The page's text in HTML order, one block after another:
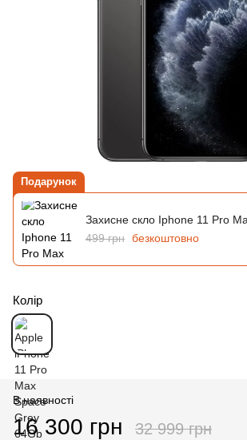
Подарунок
Захисне скло Iphone 11 Pro
499 грн безкоштовно
Колір
В наявності
16 300 грн 32 999 грн